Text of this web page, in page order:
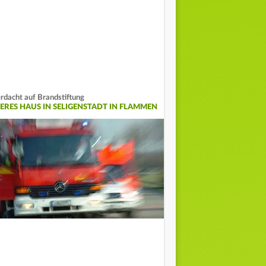
auf Brandstiftung
HAUS IN SELIGENSTADT IN FLAMMEN